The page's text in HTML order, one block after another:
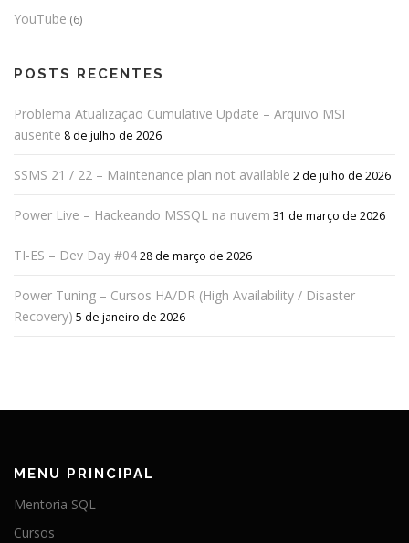
YouTube (6)
POSTS RECENTES
Problema Atualização Cumulative Update – Arquivo MSI
ausente 8 de julho de 2026
SSMS 21 / 22 – Maintenance plan not available 2 de julho de 2026
Power Live – Hackeando MSSQL na nuvem 31 de março de 2026
TI-ES – Dev Day #0428 de março de 2026
Power Tuning – Cursos HA/DR (High Availability / Disaster
Recovery) 5 de janeiro de 2026
MENU PRINCIPAL
Mentoria SQL
Cursos